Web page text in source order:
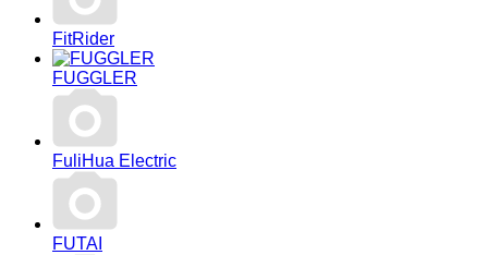
FitRider
FUGGLER
FuliHua Electric
FUTAI